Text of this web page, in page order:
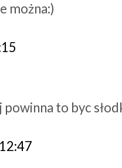
można:)
to byc